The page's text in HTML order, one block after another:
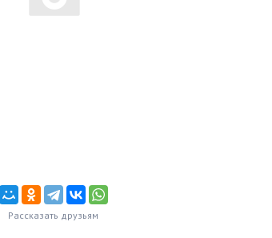
Рассказать друзьям